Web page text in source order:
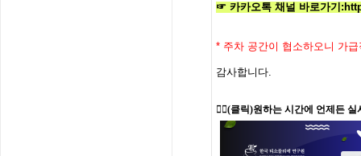
☞ 카카오톡 채널 바로가기 :
* 주차 공간이 협소하오니 가
감사합니다.
👉🏻(클릭)원하는 시간에 언제든